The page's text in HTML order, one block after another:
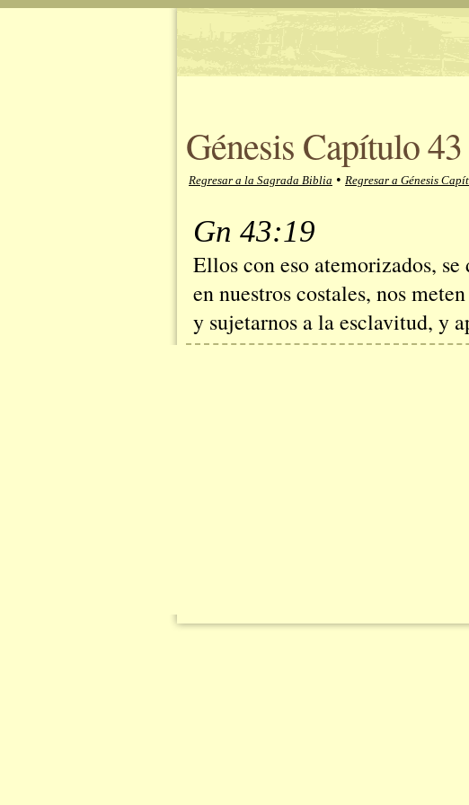
Génesis Capítulo
Regresar a la Sagrada Biblia • Regresar a Génesis
Gn 43:19
Ellos con eso atemorizados,
en nuestros costales, nos
y sujetarnos a la esclavitud, y